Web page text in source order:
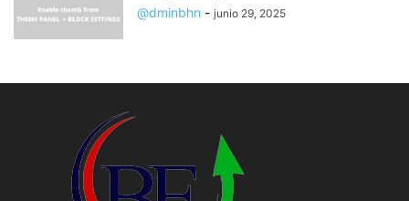
@dminbhn - junio 29, 2025